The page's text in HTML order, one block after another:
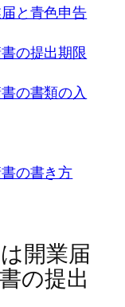
と青色申告
の提出期限
の書類の入
の書き方
開業届
の提出